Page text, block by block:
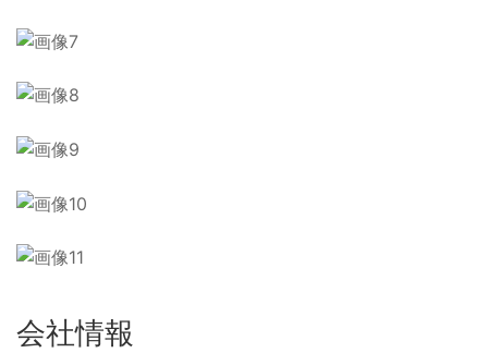
会社情報